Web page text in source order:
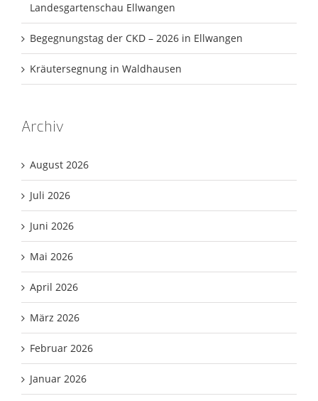
Landesgartenschau Ellwangen
Begegnungstag der CKD – 2026 in Ellwangen
Kräutersegnung in Waldhausen
Archiv
August 2026
Juli 2026
Juni 2026
Mai 2026
April 2026
März 2026
Februar 2026
Januar 2026